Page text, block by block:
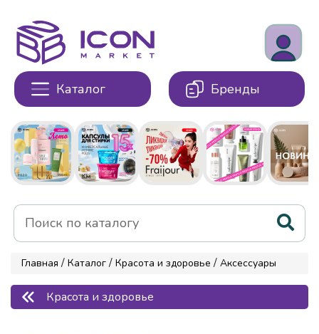
Каталог Бренды
Главная / Каталог / Красота и здоровье / Аксессуары
Красота и здоровье